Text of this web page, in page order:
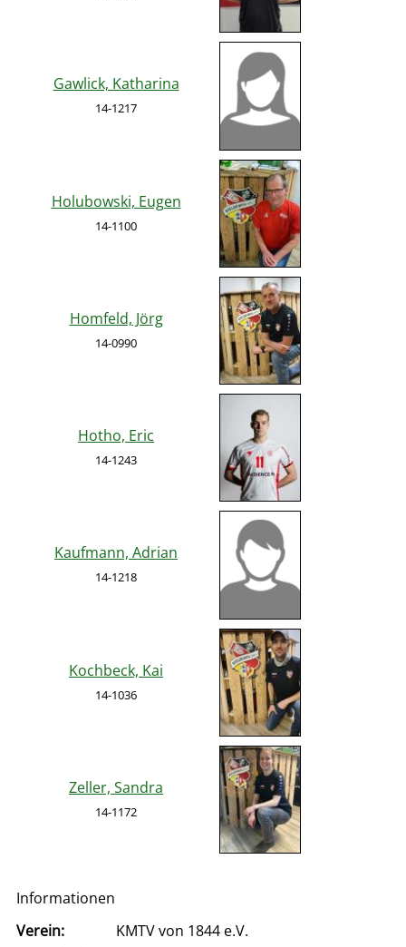
Gawlick, Katharina
14-1217
Holubowski, Eugen
14-1100
Homfeld, Jörg
14-0990
Hotho, Eric
14-1243
Kaufmann, Adrian
14-1218
Kochbeck, Kai
14-1036
Zeller, Sandra
14-1172
Informationen
Verein:
KMTV von 1844 e.V.